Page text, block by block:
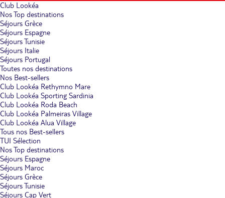
Club Lookéa
Nos Top destinations
Séjours Grèce
Séjours Espagne
Séjours Tunisie
Séjours Italie
Séjours Portugal
Toutes nos destinations
Nos Best-sellers
Club Lookéa Rethymno Mare
Club Lookéa Sporting Sardinia
Club Lookéa Roda Beach
Club Lookéa Palmeiras Village
Club Lookéa Alua Village
Tous nos Best-sellers
TUI Sélection
Nos Top destinations
Séjours Espagne
Séjours Maroc
Séjours Grèce
Séjours Tunisie
Séjours Cap Vert